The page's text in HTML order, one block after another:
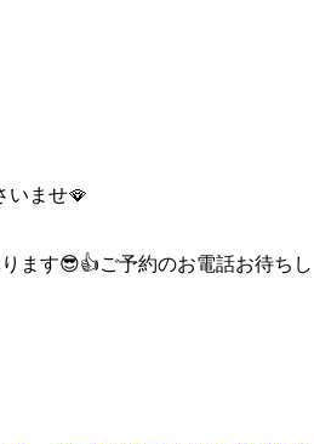
いませ🪭
ます😎👍ご予約のお電話お待ちし